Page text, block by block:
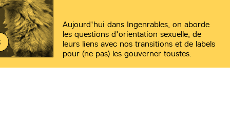
Aujourd'hui dans Ingenrables, on aborde
les questions d'orientation sexuelle, de
leurs liens avec nos transitions et de labels
pour (ne pas) les gouverner toustes.